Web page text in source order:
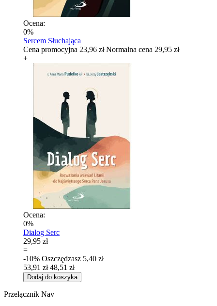
Ocena:
0%
Sercem Słuchająca
Cena promocyjna 23,96 zł Normalna cena 29,95 zł
+
Ocena:
0%
Dialog Serc
29,95 zł
=
-10% Oszczędzasz 5,40 zł
53,91 zł 48,51 zł
Dodaj do koszyka
Przełącznik Nav